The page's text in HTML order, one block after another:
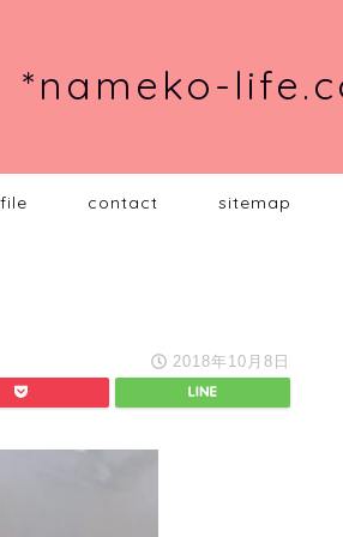
*nameko-
contact sitemap
2018年10月8日